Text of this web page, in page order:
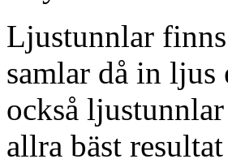
Ljustunnlar
samlar då in ljus
också
allra bäst